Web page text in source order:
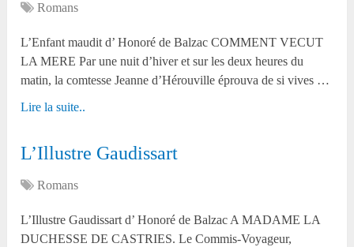
Romans
L’Enfant maudit d’ Honoré de Balzac COMMENT VECUT
LA MERE Par une nuit d’hiver et sur les deux heures du
matin, la comtesse Jeanne d’Hérouville éprouva de si vives …
Lire la suite..
L’Illustre Gaudissart
Romans
L’Illustre Gaudissart d’ Honoré de Balzac A MADAME LA
DUCHESSE DE CASTRIES. Le Commis-Voyageur,